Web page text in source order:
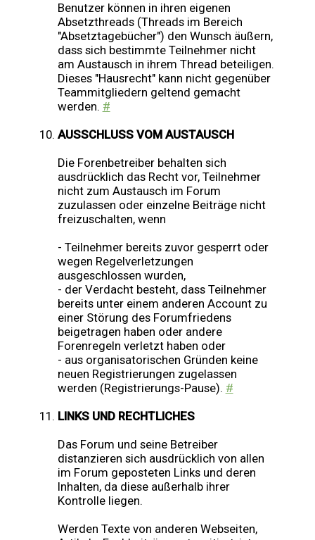
Benutzer können in ihren eigenen
Absetzthreads (Threads im Bereich
"Absetztagebücher") den Wunsch äußern,
dass sich bestimmte Teilnehmer nicht
am Austausch in ihrem Thread beteiligen.
Dieses "Hausrecht" kann nicht gegenüber
Teammitgliedern geltend gemacht
werden. #
AUSSCHLUSS VOM AUSTAUSCH
Die Forenbetreiber behalten sich
ausdrücklich das Recht vor, Teilnehmer
nicht zum Austausch im Forum
zuzulassen oder einzelne Beiträge nicht
freizuschalten, wenn
- Teilnehmer bereits zuvor gesperrt oder
wegen Regelverletzungen
ausgeschlossen wurden,
- der Verdacht besteht, dass Teilnehmer
bereits unter einem anderen Account zu
einer Störung des Forumfriedens
beigetragen haben oder andere
Forenregeln verletzt haben oder
- aus organisatorischen Gründen keine
neuen Registrierungen zugelassen
werden (Registrierungs-Pause). #
LINKS UND RECHTLICHES
Das Forum und seine Betreiber
distanzieren sich ausdrücklich von allen
im Forum geposteten Links und deren
Inhalten, da diese außerhalb ihrer
Kontrolle liegen.
Werden Texte von anderen Webseiten,